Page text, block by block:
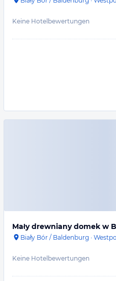
Keine Hotelbewertungen
Mały drewniany domek w
Biały Bór / Baldenburg ·
Keine Hotelbewertungen